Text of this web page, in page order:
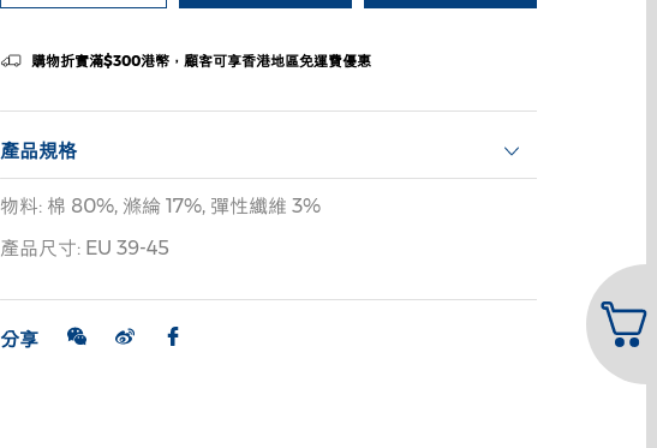
購物折實滿$300港幣，顧客可享香港地區免運費優惠
產品規格
物料: 棉 80%, 滌綸 17%, 彈性纖維 3%
產品尺寸: EU 39-45
分享